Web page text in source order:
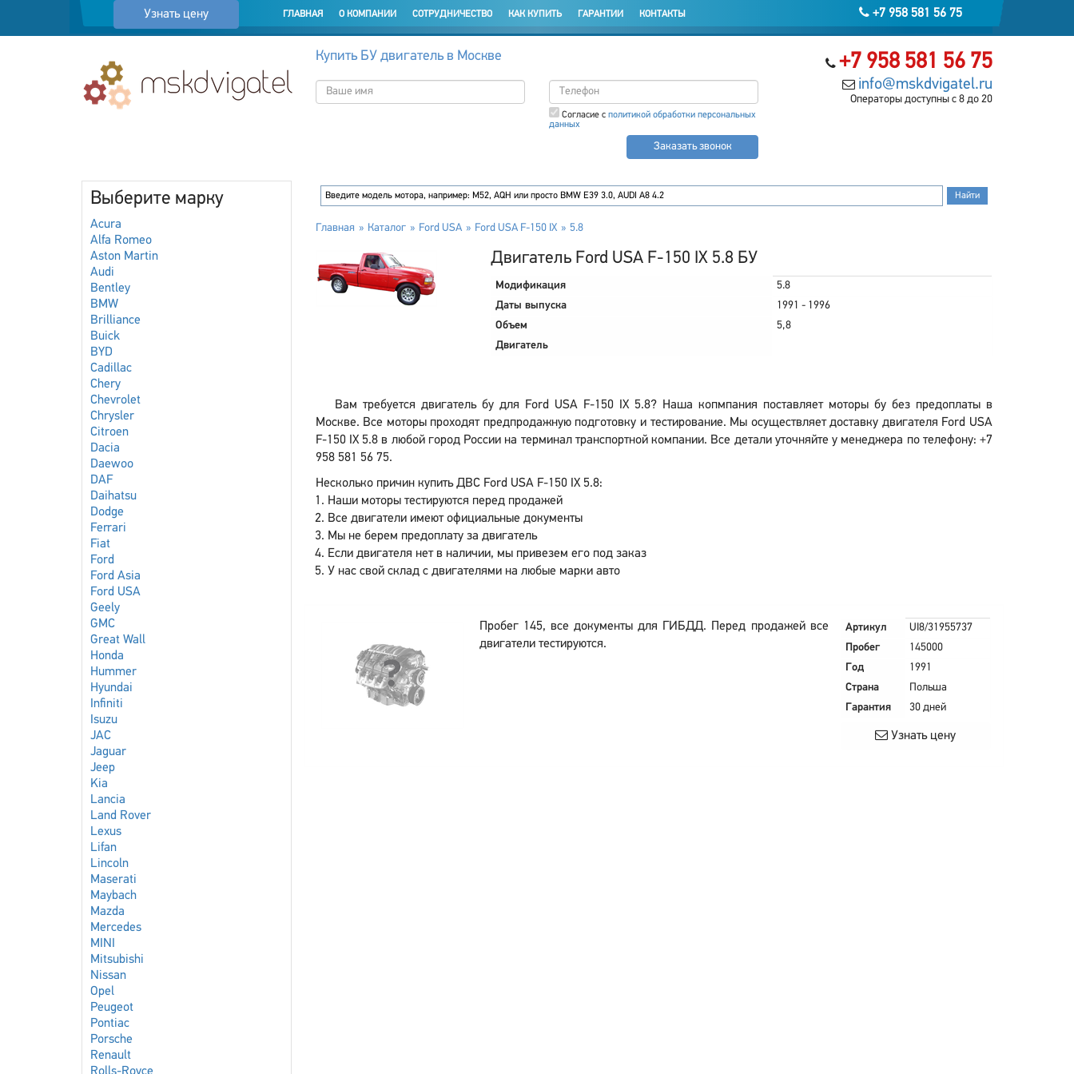
Узнать цену +7 958 581 56 75
ГЛАВНАЯ О КОМПАНИИ СОТРУДНИЧЕСТВО КАК КУПИТЬ ГАРАНТИИ КОНТАКТЫ
+7 958 581 56 75
info@mskdvigatel.ru
Операторы доступны с 8 до 20
Купить БУ двигатель в Москве
Согласие с политикой обработки персональных
данных
Заказать звонок
Выберите марку
Acura
Alfa Romeo
Aston Martin
Audi
Bentley
BMW
Brilliance
Buick
BYD
Cadillac
Chery
Chevrolet
Chrysler
Citroen
Dacia
Daewoo
DAF
Daihatsu
Dodge
Ferrari
Fiat
Ford
Ford Asia
Ford USA
Geely
GMC
Great Wall
Honda
Hummer
Hyundai
Infiniti
Isuzu
JAC
Jaguar
Jeep
Kia
Lancia
Land Rover
Lexus
Lifan
Lincoln
Maserati
Maybach
Mazda
Mercedes
MINI
Mitsubishi
Nissan
Opel
Peugeot
Pontiac
Porsche
Renault
Главная Каталог Ford USA Ford USA F-150 IX 5.8
Двигатель Ford USA F-150 IX 5.8 БУ
Модификация
5.8
Даты выпуска
1991 - 1996
Объем
5,8
Двигатель
Вам требуется двигатель бу для Ford USA F-150 IX 5.8? Наша копмпания поставляет моторы бу без предоплаты в
Москве. Все моторы проходят предпродажную подготовку и тестирование. Мы осуществляет доставку двигателя Ford USA
F-150 IX 5.8 в любой город России на терминал транспортной компании. Все детали уточняйте у менеджера по телефону: +7
958 581 56 75.
Несколько причин купить ДВС Ford USA F-150 IX 5.8:
Наши моторы тестируются перед продажей
Все двигатели имеют официальные документы
Мы не берем предоплату за двигатель
Если двигателя нет в наличии, мы привезем его под заказ
У нас свой склад с двигателями на любые марки авто
Пробег 145, все документы для ГИБДД. Перед продажей все
двигатели тестируются.
Артикул
UI8/31955737
Пробег
145000
Год
1991
Страна
Польша
Гарантия
30 дней
Узнать цену